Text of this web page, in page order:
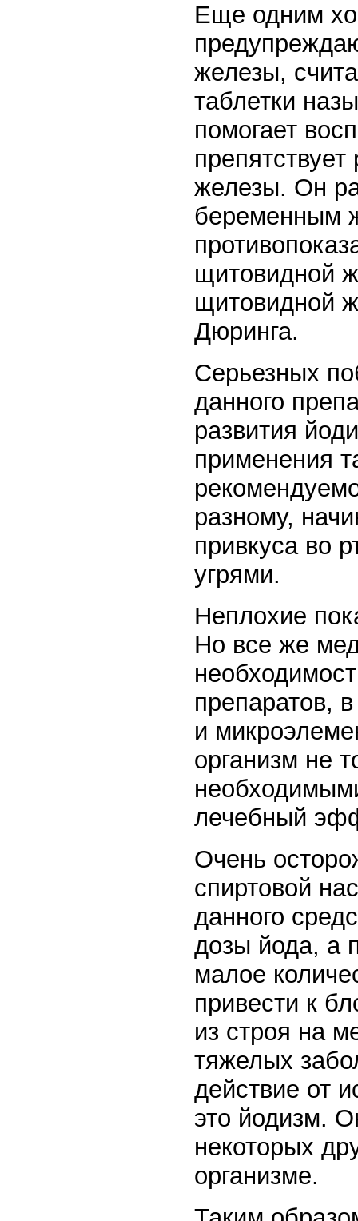
Еще одним
железы,
таблетки
помогает
железы. Он
беременным
щитовидной
щитовидной
Дюринга.
Серьезных
данного
развития
применения
разному,
привкуса во
угрями.
Неплохие
Но все же
препаратов,
и
организм не
лечебный
Очень
спиртовой
данного
дозы йода, а
малое
привести к
из строя на
тяжелых
действие от
это йодизм.
некоторых
организме.